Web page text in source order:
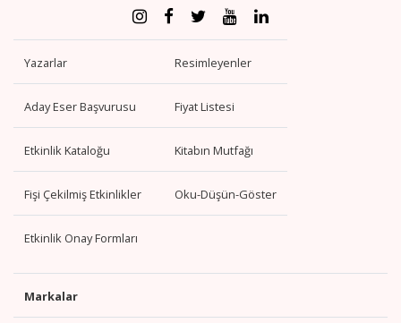
Yazarlar Resimleyenler
Aday Eser Başvurusu Fiyat Listesi
Etkinlik Kataloğu Kitabın Mutfağı
Fişi Çekilmiş Etkinlikler Oku-Düşün-Göster
Etkinlik Onay Formları
Markalar